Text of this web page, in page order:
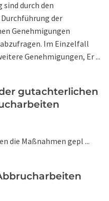
durch den
der
Genehmigungen
Im Einzelfall
Genehmigungen, Er ...
gutachterlichen
die Maßnahmen gepl ...